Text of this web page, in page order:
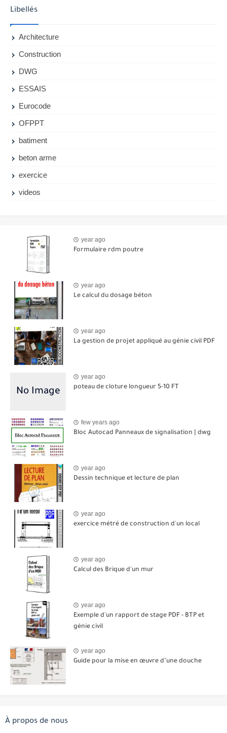
Libellés
Architecture
Construction
DWG
ESSAIS
Eurocode
OFPPT
batiment
beton arme
exercice
videos
year ago
Formulaire rdm poutre
year ago
Le calcul du dosage béton
year ago
La gestion de projet appliqué au génie civil PDF
year ago
poteau de cloture longueur 5-10 FT
few years ago
Bloc Autocad Panneaux de signalisation | dwg
year ago
Dessin technique et lecture de plan
year ago
exercice métré de construction d'un local
year ago
Calcul des Brique d'un mur
year ago
Exemple d'un rapport de stage PDF - BTP et
génie civil
year ago
Guide pour la mise en œuvre d’une douche
À propos de nous